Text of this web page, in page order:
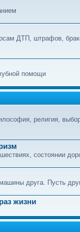
ДТП, штрафов,
помощи
религия,
состоянии
друга. Пусть
жизни